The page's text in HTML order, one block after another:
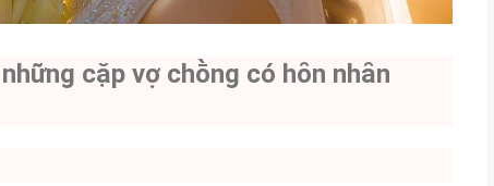
cặp vợ chṑng có hȏn nhȃn